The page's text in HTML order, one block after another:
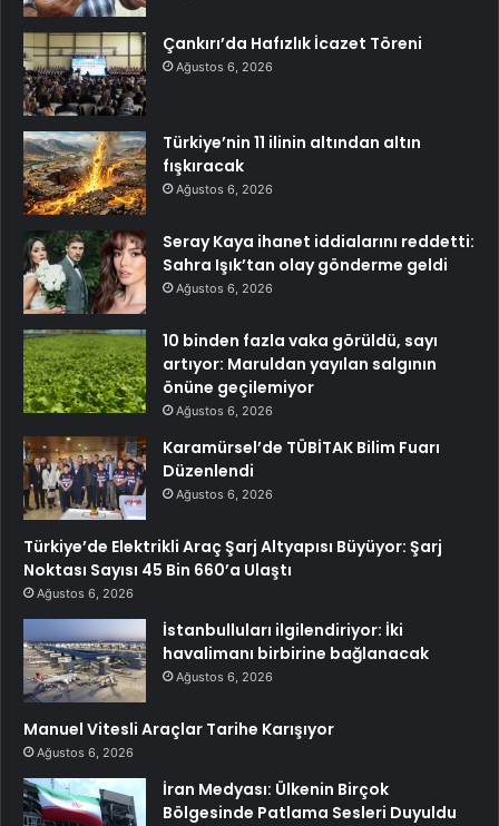
Çankırı’da Hafızlık İcazet Töreni
Ağustos 6, 2026
Türkiye’nin 11 ilinin altından altın
fışkıracak
Ağustos 6, 2026
Seray Kaya ihanet iddialarını reddetti:
Sahra Işık’tan olay gönderme geldi
Ağustos 6, 2026
10 binden fazla vaka görüldü, sayı
artıyor: Maruldan yayılan salgının
önüne geçilemiyor
Ağustos 6, 2026
Karamürsel’de TÜBİTAK Bilim Fuarı
Düzenlendi
Ağustos 6, 2026
Türkiye’de Elektrikli Araç Şarj Altyapısı Büyüyor: Şarj
Noktası Sayısı 45 Bin 660’a Ulaştı
Ağustos 6, 2026
İstanbulluları ilgilendiriyor: İki
havalimanı birbirine bağlanacak
Ağustos 6, 2026
Manuel Vitesli Araçlar Tarihe Karışıyor
Ağustos 6, 2026
İran Medyası: Ülkenin Birçok
Bölgesinde Patlama Sesleri Duyuldu